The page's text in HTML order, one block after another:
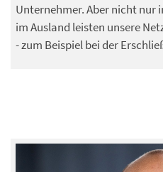
Unternehmer. Aber nicht nur
im Ausland leisten unsere
- zum Beispiel bei der